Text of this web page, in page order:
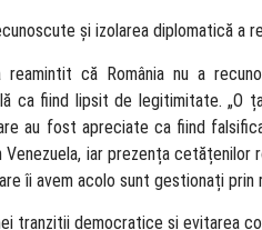
și izolarea diplomatică a
reamintit că România nu a
ca fiind lipsit de legitimitate. „O
au fost apreciate ca fiind
Venezuela, iar prezența cetățenilor
îi avem acolo sunt gestionați prin
tranziții democratice și evitarea